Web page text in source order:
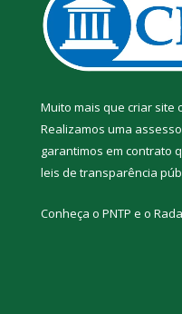
Muito mais que criar site
Realizamos uma
garantimos em contrato
leis de transparência
Conheça o PNTP e o